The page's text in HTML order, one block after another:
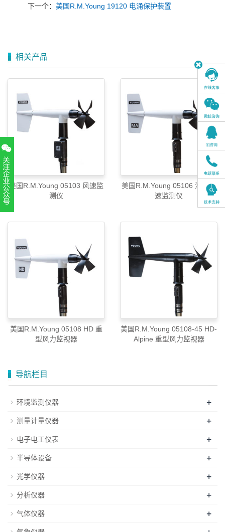
下一个： 美国R.M.Young 19120 电涌保护装置
相关产品
美国R.M.Young 05103 风速监
测仪
美国R.M.Young 05106 海上风
速监测仪
美国R.M.Young 05108 HD 重
型风力监视器
美国R.M.Young 05108-45 HD-
Alpine 重型风力监视器
导航栏目
环境监测仪器 +
测量计量仪器 +
电子电工仪表 +
半导体设备 +
光学仪器 +
分析仪器 +
气体仪器 +
010-52867771